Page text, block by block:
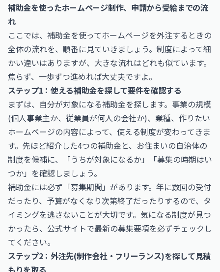
補助金を使ったホームページ制作、申請から受給までの流
れ
ここでは、補助金を使ってホームページを外注するときの
全体の流れを、順番に見ていきましょう。制度によって細
かい違いはありますが、大きな流れはどれも似ています。
焦らず、一歩ずつ進めれば大丈夫ですよ。
ステップ1：使える補助金を探して要件を確認する
まずは、自分が対象になる補助金を探します。事業の規模
(個人事業主か、従業員が何人の会社か)、業種、作りたい
ホームページの内容によって、使える制度が変わってきま
す。先ほど紹介した4つの補助金と、お住まいの自治体の
制度を候補に、「うちが対象になるか」「募集の時期はい
つか」を確認しましょう。
補助金には必ず「募集期間」があります。年に数回の受付
だったり、予算がなくなり次第終了だったりするので、タ
イミングを逃さないことが大切です。気になる制度が見つ
かったら、公式サイトで最新の募集要項を必ずチェックし
てください。
ステップ2：外注先(制作会社・フリーランス)を探して見積
もりを取る